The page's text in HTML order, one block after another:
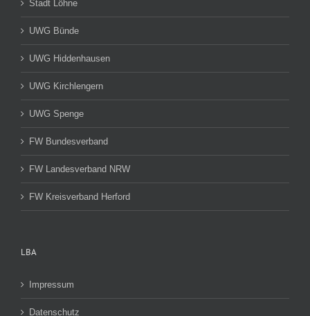
Stadt Löhne
UWG Bünde
UWG Hiddenhausen
UWG Kirchlengern
UWG Spenge
FW Bundesverband
FW Landesverband NRW
FW Kreisverband Herford
LBA
Impressum
Datenschutz